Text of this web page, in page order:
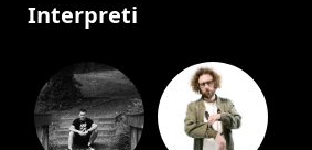
Interpreti